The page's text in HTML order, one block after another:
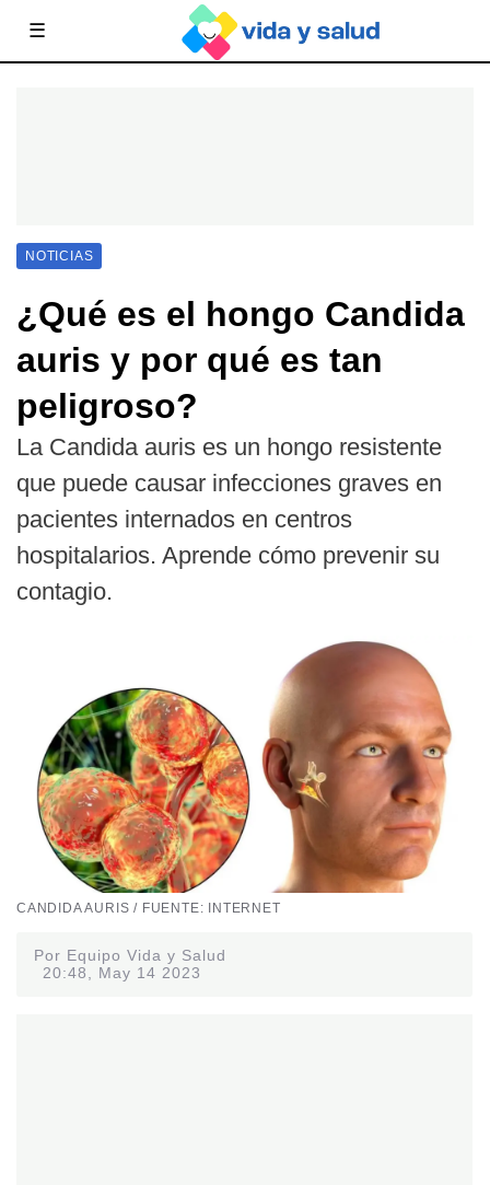
☰
NOTICIAS
¿Qué es el hongo Candida
auris y por qué es tan
peligroso?
La Candida auris es un hongo resistente
que puede causar infecciones graves en
pacientes internados en centros
hospitalarios. Aprende cómo prevenir su
contagio.
CANDIDA AURIS / FUENTE: INTERNET
Por Equipo Vida y Salud
20:48, May 14 2023